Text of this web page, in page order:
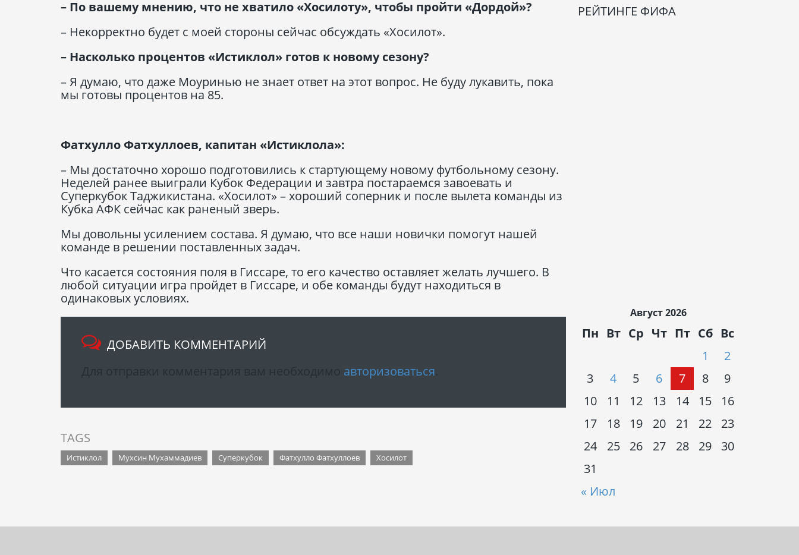
– По вашему мнению, что не хватило «Хосилоту», чтобы пройти «Дордой»?
– Некорректно будет с моей стороны сейчас обсуждать «Хосилот».
– Насколько процентов «Истиклол» готов к новому сезону?
– Я думаю, что даже Моуринью не знает ответ на этот вопрос. Не буду лукавить, пока
мы готовы процентов на 85.
Фатхулло Фатхуллоев, капитан «Истиклола»:
– Мы достаточно хорошо подготовились к стартующему новому футбольному сезону.
Неделей ранее выиграли Кубок Федерации и завтра постараемся завоевать и
Суперкубок Таджикистана. «Хосилот» – хороший соперник и после вылета команды из
Кубка АФК сейчас как раненый зверь.
Мы довольны усилением состава. Я думаю, что все наши новички помогут нашей
команде в решении поставленных задач.
Что касается состояния поля в Гиссаре, то его качество оставляет желать лучшего. В
любой ситуации игра пройдет в Гиссаре, и обе команды будут находиться в
одинаковых условиях.
ДОБАВИТЬ КОММЕНТАРИЙ
авторизоваться
TAGS
Истиклол Мухсин Мухаммадиев Суперкубок Фатхулло Фатхуллоев Хосилот
РЕЙТИНГЕ ФИФА
Август 2026
Пн Вт Ср Чт Пт Сб Вс
« Июл
1
2
3
4 5 6 7 8
9
10
11 12 13 14 15
16
17
18 19 20 21 22
23
24
25 26 27 28 29
30
31